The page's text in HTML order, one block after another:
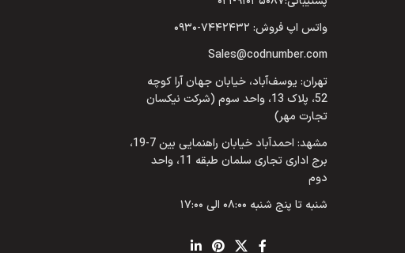
واتس اپ فروش: ۷۴۴۲۴۳۲-۰۹۳۰
Sales@codnumber.com
تهران: یوسف‌آباد، خیابان جهان آرا کوچه
52، پلاک 13، واحد سوم (شرکت نیکسان
تجارت مهر)
مشهد: احمدآباد خیابان راهنمایی بین 7-19،
برج اداری تجاری سلمان طبقه 11، واحد
دوم
شنبه تا پنج شنبه ۰۸:۰۰ الی ۱۷:۰۰